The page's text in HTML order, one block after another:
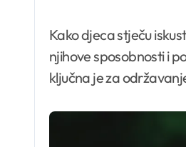
Kako djeca stječu
njihove sposobnosti i
ključna je za